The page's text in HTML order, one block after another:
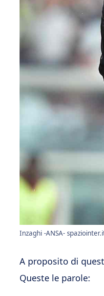
Inzaghi -ANSA-
A proposito di
Queste le parole: